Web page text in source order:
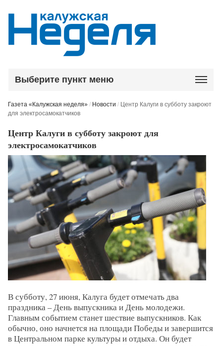
Выберите пункт меню
Газета «Калужская неделя» / Новости / Центр Калуги в субботу закроют
для электросамокатчиков
Центр Калуги в субботу закроют для
электросамокатчиков
В субботу, 27 июня, Калуга будет отмечать два
праздника – День выпускника и День молодежи.
Главным событием станет шествие выпускников. Как
обычно, оно начнется на площади Победы и завершится
в Центральном парке культуры и отдыха. Он будет